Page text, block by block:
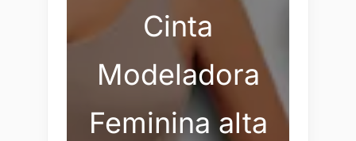
Cinta
Modeladora
Feminina alta